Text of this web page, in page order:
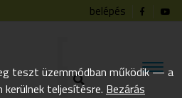
belépés
teszt üzemmódban működik — a
kerülnek teljesítésre. Bezárás